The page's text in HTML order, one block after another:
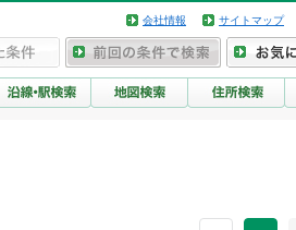
会社情報 サイトマップ